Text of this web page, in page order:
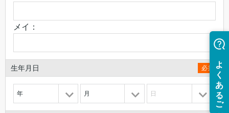
メイ：
生年月日 必須
年 月 日